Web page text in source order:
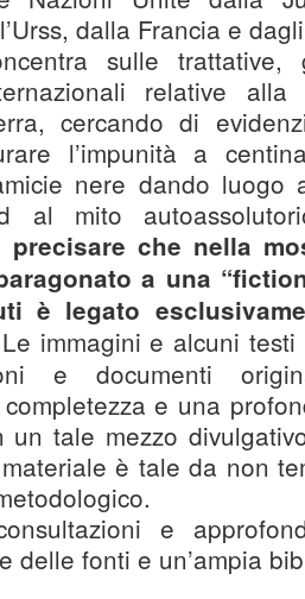
dalla Francia e
sulle trattative,
relative alla
cercando di
l’impunità a
nere dando luogo
al mito
precisare che nella
a una
è legato
immagini e alcuni
e documenti
e una
un tale mezzo
è tale da non
e
delle fonti e un’ampia